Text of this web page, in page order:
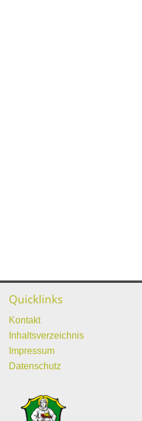
Quicklinks
Kontakt
Inhaltsverzeichnis
Impressum
Datenschutz